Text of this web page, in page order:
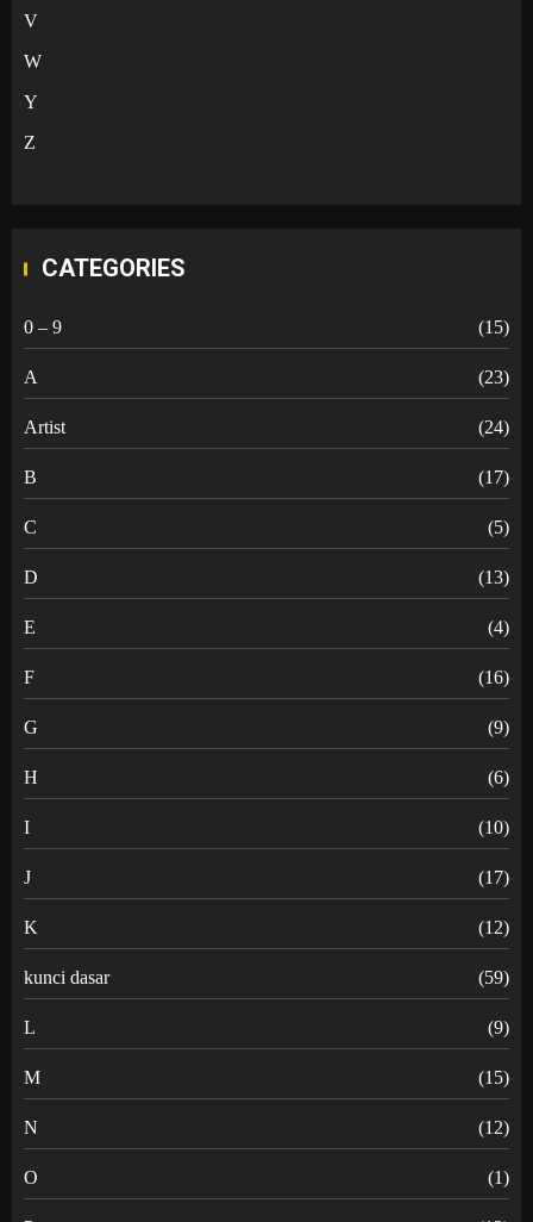
V
W
Y
Z
CATEGORIES
0 – 9 (15)
A (23)
Artist (24)
B (17)
C (5)
D (13)
E (4)
F (16)
G (9)
H (6)
I (10)
J (17)
K (12)
kunci dasar (59)
L (9)
M (15)
N (12)
O (1)